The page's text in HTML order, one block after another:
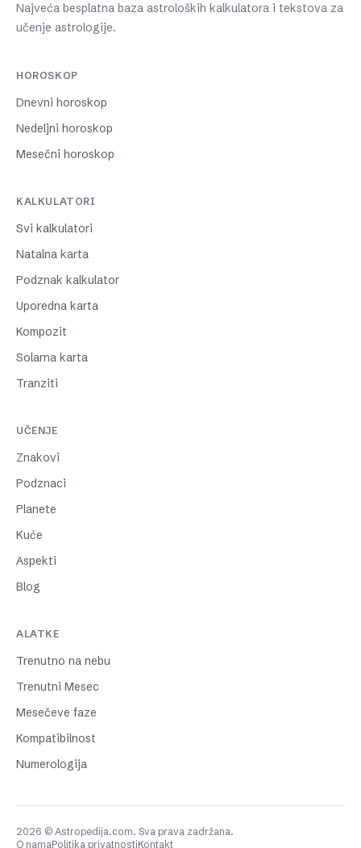
Najveća besplatna baza astroloških kalkulatora i tekstova za
učenje astrologije.
HOROSKOP
Dnevni horoskop
Nedeljni horoskop
Mesečni horoskop
KALKULATORI
Svi kalkulatori
Natalna karta
Podznak kalkulator
Uporedna karta
Kompozit
Solarna karta
Tranziti
UČENJE
Znakovi
Podznaci
Planete
Kuće
Aspekti
Blog
ALATKE
Trenutno na nebu
Trenutni Mesec
Mesečeve faze
Kompatibilnost
Numerologija
2026 © Astropedija.com. Sva prava zadržana.
O namaPolitika privatnostiKontakt